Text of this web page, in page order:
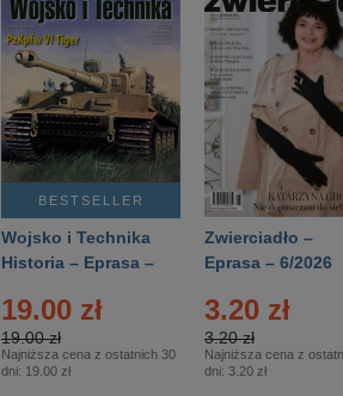
BESTSELLER
Wojsko i Technika
Historia – Eprasa –
19.00 zł
19.00 zł
Najniższa cena z ostatnich 30
dni: 19.00 zł
Zwierciadło –
Eprasa – 6/2026
3.20 zł
3.20 zł
Najniższa cena z
dni: 3.20 zł